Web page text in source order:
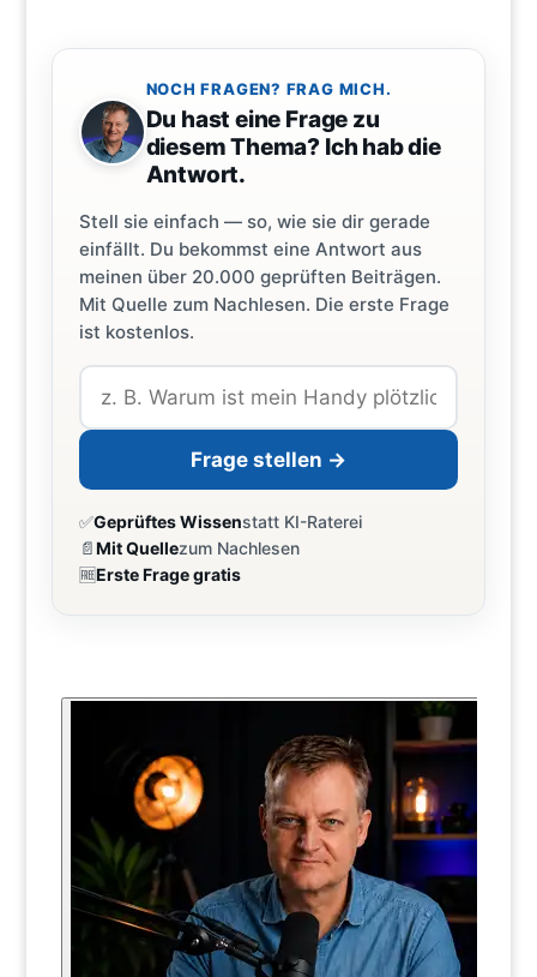
NOCH FRAGEN? FRAG MICH.
Du hast eine Frage zu
diesem Thema? Ich hab die
Antwort.
Stell sie einfach — so, wie sie dir gerade
einfällt. Du bekommst eine Antwort aus
meinen über 20.000 geprüften Beiträgen.
Mit Quelle zum Nachlesen. Die erste Frage
ist kostenlos.
Frage stellen →
✅Geprüftes Wissenstatt KI-Raterei
📄Mit Quellezum Nachlesen
🆓Erste Frage gratis